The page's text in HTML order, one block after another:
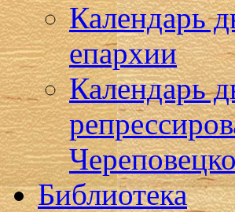
Календарь
епархии
Календарь
Библиотека